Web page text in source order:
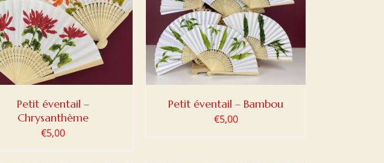
Petit éventail –
Chrysanthème
€5,00
AJOUTER AU PANIER / DETAILS
Petit éventail – Bambou
€5,00